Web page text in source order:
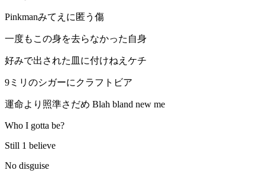
Pinkmanみてえに匿う傷
一度もこの身を去らなかった自身
好みで出された皿に付けねえケチ
9ミリのシガーにクラフトビア
運命より照準さだめ Blah bland new me
Who I gotta be?
Still 1 believe
No disguise